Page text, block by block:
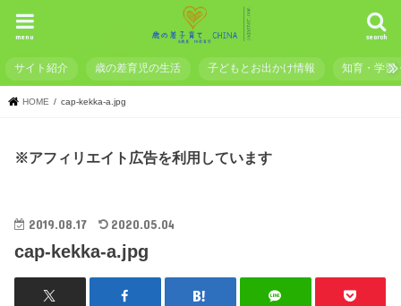
search
menu
サイト紹介 歳の差育児の生活 子どもとお出かけ情報 知育・学習
HOME cap-kekka-a.jpg
※アフィリエイト広告を利用しています
2019.08.17 2020.05.04
cap-kekka-a.jpg